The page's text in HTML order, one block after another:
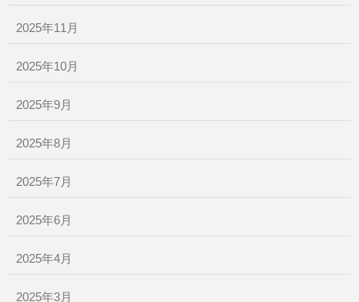
2025年11月
2025年10月
2025年9月
2025年8月
2025年7月
2025年6月
2025年4月
2025年3月